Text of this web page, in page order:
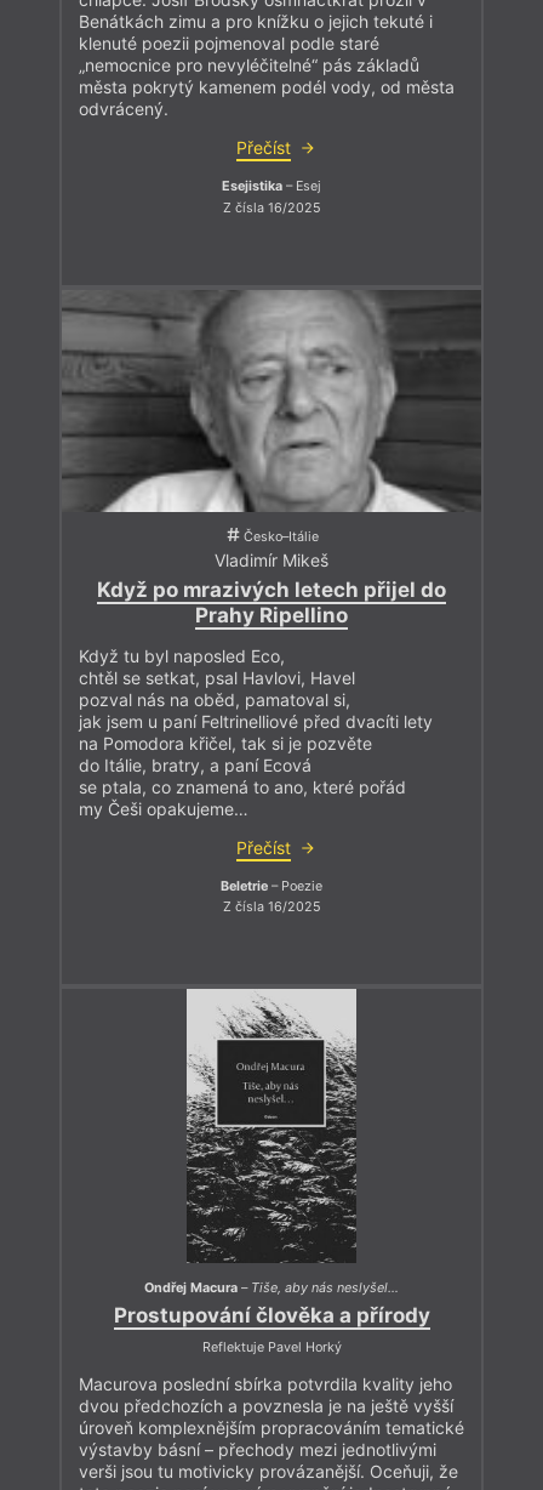
Benátkách zimu a pro knížku o jejich tekuté i
klenuté poezii pojmenoval podle staré
„nemocnice pro nevyléčitelné“ pás základů
města pokrytý kamenem podél vody, od města
odvrácený.
Přečíst
Esejistika – Esej
Z čísla 16/2025
Česko–Itálie
Vladimír Mikeš
Když po mrazivých letech přijel do
Prahy Ripellino
Když tu byl naposled Eco,
chtěl se setkat, psal Havlovi, Havel
pozval nás na oběd, pamatoval si,
jak jsem u paní Feltrinelliové před dvacíti lety
na Pomodora křičel, tak si je pozvěte
do Itálie, bratry, a paní Ecová
se ptala, co znamená to ano, které pořád
my Češi opakujeme…
Přečíst
Beletrie – Poezie
Z čísla 16/2025
Ondřej Macura – Tiše, aby nás neslyšel…
Prostupování člověka a přírody
Reflektuje Pavel Horký
Macurova poslední sbírka potvrdila kvality jeho
dvou předchozích a povznesla je na ještě vyšší
úroveň komplexnějším propracováním tematické
výstavby básní – přechody mezi jednotlivými
verši jsou tu motivicky provázanější. Oceňuji, že